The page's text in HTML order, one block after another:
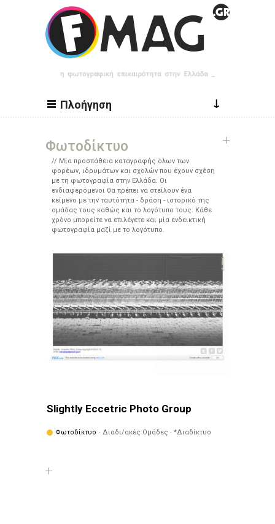
Παράκαμψη προς το κυρίως περιεχόμενο
Πλοήγηση ↓
Φωτοδίκτυο
Μία προσπάθεια καταγραφής όλων των
φορέων, ιδρυμάτων και σχολών που έχουν σχέση
με τη φωτογραφία στην Ελλάδα. Οι
ενδιαφερόμενοι θα πρέπει να στείλουν ένα
κείμενο με την ταυτότητα - δράση - ιστορικό της
ομάδας τους καθώς και το λογότυπο τους. Κάθε
χρόνο μπορείτε να επιλέγετε και μία ενδεικτική
φωτογραφία μαζί με το λογότυπο.
Slightly Eccetric Photo Group
Φωτοδίκτυο · Διαδι/ακές Ομάδες · *Διαδίκτυο